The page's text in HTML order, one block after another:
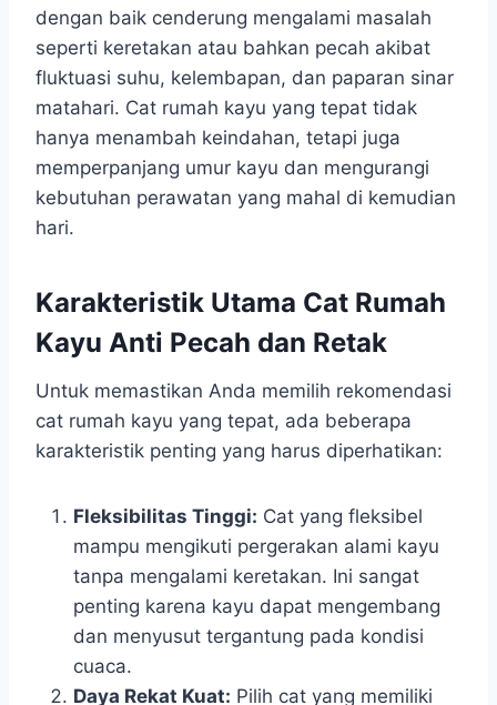
dengan baik cenderung mengalami masalah
seperti keretakan atau bahkan pecah akibat
fluktuasi suhu, kelembapan, dan paparan sinar
matahari. Cat rumah kayu yang tepat tidak
hanya menambah keindahan, tetapi juga
memperpanjang umur kayu dan mengurangi
kebutuhan perawatan yang mahal di kemudian
hari.
Karakteristik Utama Cat Rumah
Kayu Anti Pecah dan Retak
Untuk memastikan Anda memilih rekomendasi
cat rumah kayu yang tepat, ada beberapa
karakteristik penting yang harus diperhatikan:
Fleksibilitas Tinggi: Cat yang fleksibel
mampu mengikuti pergerakan alami kayu
tanpa mengalami keretakan. Ini sangat
penting karena kayu dapat mengembang
dan menyusut tergantung pada kondisi
cuaca.
Daya Rekat Kuat: Pilih cat yang memiliki